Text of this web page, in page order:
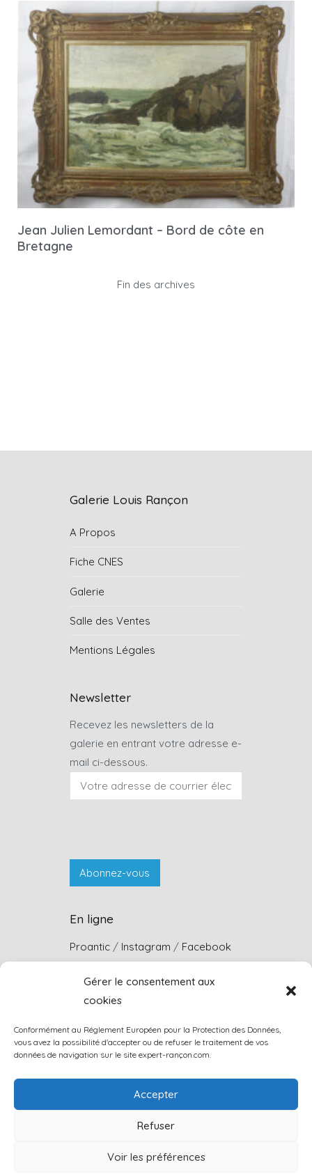
Gérer le consentement aux
cookies
Conformément au Réglement Européen pour la Protection des Données,
vous avez la possibilité d'accepter ou de refuser le traitement de vos
données de navigation sur le site expert-rançon.com.
Accepter
Refuser
Voir les préférences
Jean Julien Lemordant – Bord de côte en
Bretagne
Fin des archives
Galerie Louis Rançon
A Propos
Fiche CNES
Galerie
Salle des Ventes
Mentions Légales
Newsletter
Recevez les newsletters de la
galerie en entrant votre adresse e-
mail ci-dessous.
En ligne
Proantic / Instagram / Facebook
Coordonnées
15 vieille côte de port l’Épine,
Sur rendez-vous uniquement
louis.rancon@wanadoo.fr